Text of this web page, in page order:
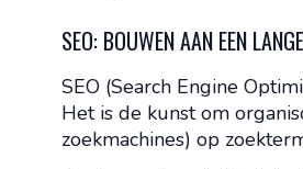
SEO: BOUWEN AAN EEN
SEO (Search Engine
Het is de kunst om
zoekmachines) op